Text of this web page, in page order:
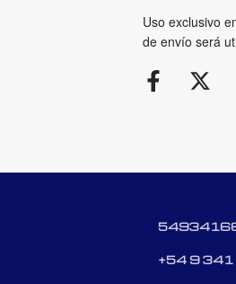
Uso exclusivo
de envío será
+54 9